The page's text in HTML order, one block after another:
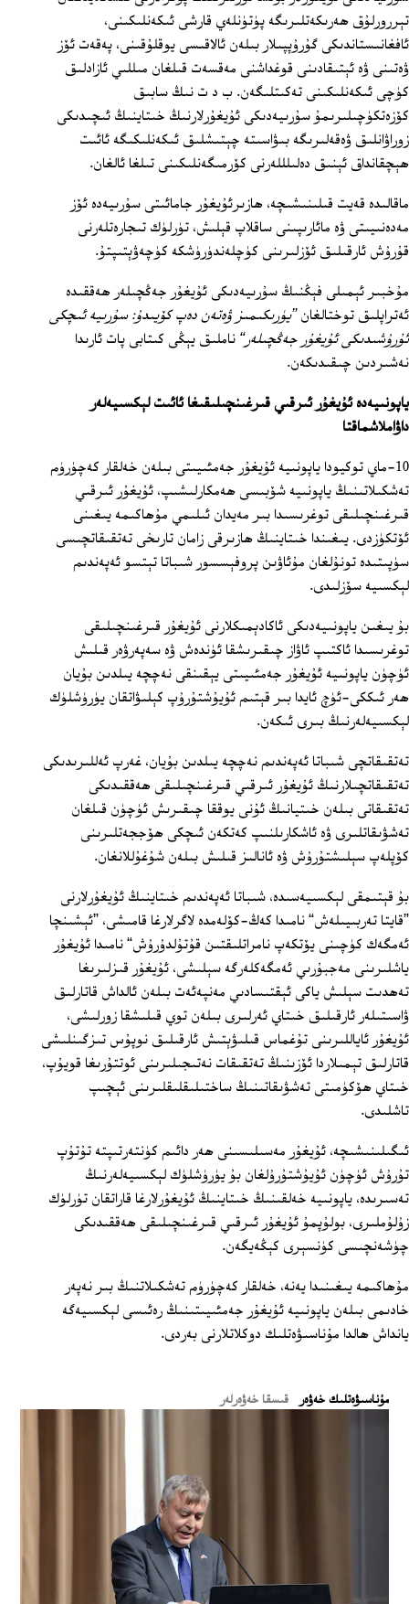
تېررورلۇق ھەرىكەتلىرىگە پۈتۈنلەي قارشى ئىكەنلىكىنى،
ئافغانىستاندىكى گۇرۇپپىلار بىلەن ئالاقىسى يوقلۇقىنى، پەقەت ئۆز
ۋەتىنى ۋە ئېتىقادىنى قوغداشنى مەقسەت قىلغان مىللىي ئازادلىق
كۈچى ئىكەنلىكىنى تەكىتلىگەن. ب د ت نىڭ سابىق
كۆزەتكۈچىلىرىمۇ سۇرىيەدىكى ئۇيغۇرلارنىڭ خىتاينىڭ ئىچىدىكى
زوراۋانلىق ۋەقەلىرىگە بىۋاسىتە چېتىشلىق ئىكەنلىكىگە ئائىت
ھېچقانداق ئېنىق دەلىلللەرنى كۆرمىگەنلىكىنى تىلغا ئالغان.
ماقالىدە قەيت قىلىنىشىچە، ھازىرئۇيغۇر جامائىتى سۇرىيەدە ئۆز
مەدەنىيىتى ۋە مائارىپىنى ساقلاپ قېلىش، تۈرلۈك تىجارەتلەرنى
قۇرۇش ئارقىلىق ئۆزلىرىنى كۈچلەندۈرۈشكە كۈچەۋېتىپتۇ.
مۇخبىر ئېمىلى فېڭنىڭ سۇرىيەدىكى ئۇيغۇر جەڭچىلەر ھەققىدە
ئەتراپلىق توختالغان”يۈرىكىمىز ۋەتەن دەپ كۆيىدۇ: سۇرىيە ئىچكى
ئۇرۇشىدىكى ئۇيغۇر جەڭچىلەر“ ناملىق يېڭى كىتابى پات ئارىدا
نەشىردىن چىقىدىكەن.
ياپونىيەدە ئۇيغۇر ئىرقىي قىرغىنچىلىقىغا ئائىت لېكسىيەلەر
داۋاملاشماقتا
10-ماي توكيودا ياپونىيە ئۇيغۇر جەمئىيىتى بىلەن خەلقار كەچۈرۈم
تەشكىلاتىنىڭ ياپونىيە شۆبىسى ھەمكارلىشىپ، ئۇيغۇر ئىرقىي
قىرغىنچىلىقى توغرىسىدا بىر مەيدان ئىلىمي مۇھاكىمە يىغىنى
ئۆتكۈزدى. يىغىندا خىتاينىڭ ھازىرقى زامان تارىخى تەتقىقاتچىسى
سۈپىتىدە تونۇلغان مۇئاۋىن پروفېسسور شىباتا تېتسو ئەپەندىم
لېكسىيە سۆزلىدى.
بۇ يىغىن ياپونىيەدىكى ئاكادېمىكلارنى ئۇيغۇر قىرغىنچىلىقى
توغرىسىدا ئاكتىپ ئاۋاز چىقىرىشقا ئۈندەش ۋە سەپەرۋەر قىلىش
ئۈچۈن ياپونىيە ئۇيغۇر جەمئىيىتى يېقىنقى نەچچە يىلدىن بۇيان
ھەر ئىككى-ئۈچ ئايدا بىر قېتىم ئۇيۇشتۇرۇپ كېلىۋاتقان يۈرۈشلۈك
لېكسىيەلەرنىڭ بىرى ئىكەن.
تەتقىقاتچى شىباتا ئەپەندىم نەچچە يىلدىن بۇيان، غەرپ ئەللىرىدىكى
تەتقىقاتچىلارنىڭ ئۇيغۇر ئىرقىي قىرغىنچىلىقى ھەققىدىكى
تەتقىقاتى بىلەن خىتيانىڭ ئۇنى يوققا چىقىرىش ئۈچۈن قىلغان
تەشۋىقاتلىرى ۋە ئاشكارىلنىپ كەتكەن ئىچكى ھۆججەتلىرىنى
كۆپلەپ سېلىشتۇرۇش ۋە ئانالىز قىلىش بىلەن شۇغۇللانغان.
بۇ قېتىمقى لېكسىيەسىدە، شىباتا ئەپەندىم خىتاينىڭ ئۇيغۇرلارنى
”قايتا تەربىيىلەش“ نامىدا كەڭ-كۆلەمدە لاگرلارغا قامىشى، ”ئېشىنچا
ئەمگەك كۈچىنى يۆتكەپ نامراتلىقتىن قۇتۇلدۇرۇش“ نامىدا ئۇيغۇر
ياشلىرىنى مەجبۇرىي ئەمگەكلەرگە سېلىشى، ئۇيغۇر قىزلىرىغا
تەھدىت سېلىش ياكى ئېقتىسادىي مەنپەئەت بىلەن ئالداش قاتارلىق
ۋاسىتىلەر ئارقىلىق خىتاي ئەرلىرى بىلەن توي قىلىشقا زورلىشى،
ئۇيغۇر ئاياللىرىنى تۇغماس قىلىۋېتىش ئارقىلىق نوپۇس تىزگىنلىشى
قاتارلىق تېمىلاردا ئۆزىنىڭ تەتقىقات نەتىجىلىرىنى ئوتتۇرىغا قويۇپ،
خىتاي ھۆكۈمىتى تەشۋىقاتىنىڭ ساختىلىقلىقلىرىنى ئېچىپ
تاشلىدى.
ئىگىلىنىشىچە، ئۇيغۇر مەسىلىسىنى ھەر دائىم كۈنتەرتىپتە تۇتۇپ
تۇرۇش ئۈچۈن ئۇيۇشتۇرۇلغان بۇ يۈرۈشلۈك لېكسىيەلەرنىڭ
تەسىرىدە، ياپونىيە خەلقىنىڭ خىتاينىڭ ئۇيغۇرلارغا قاراتقان تۈرلۈك
زۇلۇملىرى، بولۇپمۇ ئۇيغۇر ئىرقىي قىرغىنچىلىقى ھەققىدىكى
چۈشەنچىسى كۈنسېرى كېڭەيگەن.
مۇھاكىمە يىغىنىدا يەنە، خەلقار كەچۈرۈم تەشكىلاتنىڭ بىر نەپەر
خادىمى بىلەن ياپونىيە ئۇيغۇر جەمئىيىتىنىڭ رەئىسى لېكسىيەگە
يانداش ھالدا مۇناسىۋەتلىك دوكلاتلارنى بەردى.
ﻣﯘﻧﺎﺳﯩﯟﻩﺗﻠﯩﻚ ﺧﻪﯞﻩﺭ قىسقا خەۋەرلەر